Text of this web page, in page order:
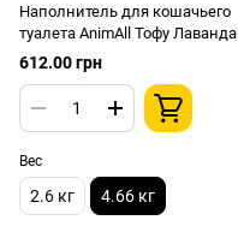
Наполнитель для кошачьего
туалета AnimAll Тофу Лаванда
4,66кг/10 л
612.00 грн
Вес
2.6 кг 4.66 кг